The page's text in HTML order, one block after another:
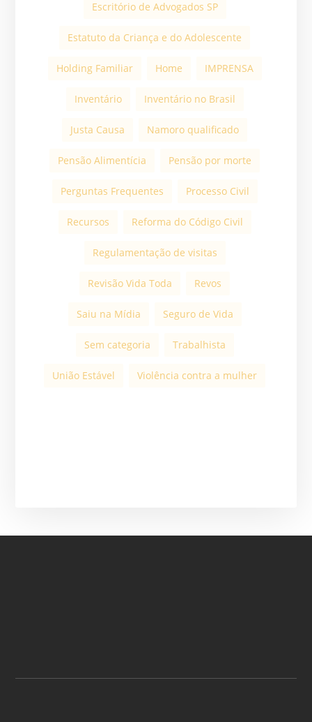
Escritório de Advogados SP
Estatuto da Criança e do Adolescente
Holding Familiar Home IMPRENSA
Inventário Inventário no Brasil
Justa Causa Namoro qualificado
Pensão Alimentícia Pensão por morte
Perguntas Frequentes Processo Civil
Recursos Reforma do Código Civil
Regulamentação de visitas
Revisão Vida Toda Revos
Saiu na Mídia Seguro de Vida
Sem categoria Trabalhista
União Estável Violência contra a mulher